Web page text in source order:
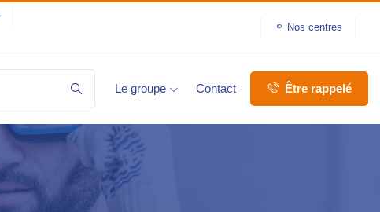
Nos centres
Le groupe Contact Être rappelé